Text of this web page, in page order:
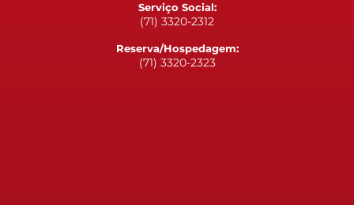
Serviço Social:
(71) 3320-2312
Reserva/Hospedagem:
(71) 3320-2323